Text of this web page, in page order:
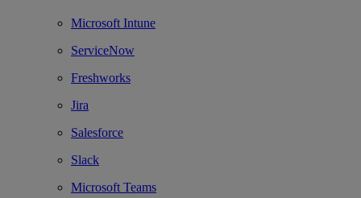
Microsoft Intune
ServiceNow
Freshworks
Jira
Salesforce
Slack
Microsoft Teams